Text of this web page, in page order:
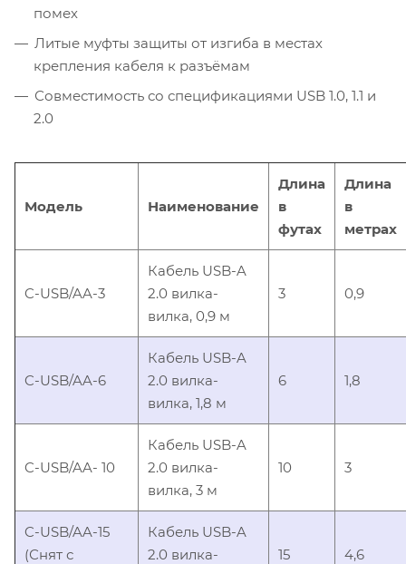
помех
Литые муфты защиты от изгиба в местах
крепления кабеля к разъёмам
Совместимость со спецификациями USB 1.0, 1.1 и
2.0
Модель Наименование
Длина
в
футах
Длина
в
метрах
C-USB/AA-3
Кабель USB-A
2.0 вилка-
вилка, 0,9 м
3 0,9
C-USB/AA-6
Кабель USB-A
2.0 вилка-
вилка, 1,8 м
6 1,8
C-USB/AA- 10
Кабель USB-A
2.0 вилка-
вилка, 3 м
10 3
C-USB/AA-15
(Снят с
Кабель USB-A
2.0 вилка-
15 4,6